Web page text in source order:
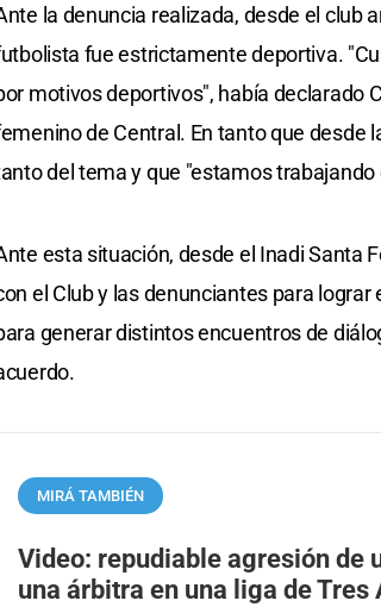
la denuncia realizada, desde el club
fue estrictamente deportiva.
motivos deportivos", había declarado
de Central. En tanto que desde
del tema y que "estamos trabajando
esta situación, desde el Inadi Santa
el Club y las denunciantes para
generar distintos encuentros de
MIRÁ TAMBIÉN
Video: repudiable agresión de
una árbitra en una liga de Tres